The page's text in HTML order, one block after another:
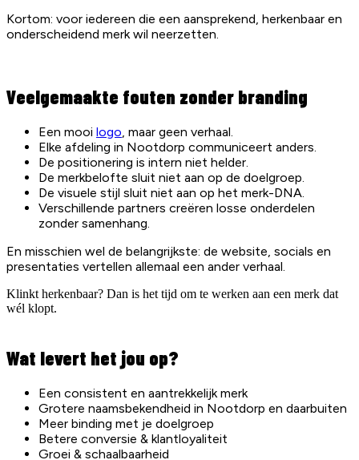
Kortom: voor iedereen die een aansprekend, herkenbaar en
onderscheidend merk wil neerzetten.
Veelgemaakte fouten zonder branding
Een mooi logo, maar geen verhaal.
Elke afdeling in Nootdorp communiceert anders.
De positionering is intern niet helder.
De merkbelofte sluit niet aan op de doelgroep.
De visuele stijl sluit niet aan op het merk-DNA.
Verschillende partners creëren losse onderdelen
zonder samenhang.
En misschien wel de belangrijkste: de website, socials en
presentaties vertellen allemaal een ander verhaal.
Klinkt herkenbaar? Dan is het tijd om te werken aan een merk dat
wél klopt.
Wat levert het jou op?
Een consistent en aantrekkelijk merk
Grotere naamsbekendheid in Nootdorp en daarbuiten
Meer binding met je doelgroep
Betere conversie & klantloyaliteit
Groei & schaalbaarheid